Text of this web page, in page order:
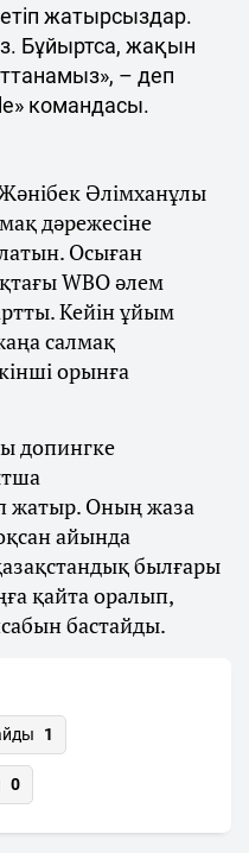
жатырсыздар.
Бұйыртса, жақын
– деп
командасы.
Әлімханұлы
дәрежесіне
Осыған
WBO әлем
Кейін ұйым
салмақ
орынға
допингке
жатыр. Оның жаза
айында
былғары
қайта оралып,
бастайды.
1
0